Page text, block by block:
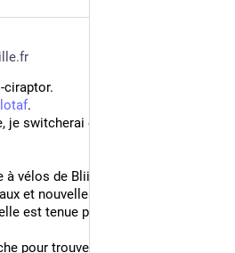
ciraptor.
.
je switcherai entre la marche et le
à vélos de Bliiida, plus de 400 vélos
et nouvelles propriétaires.
est tenue par l'association "Metz
pour trouver votre bonheur.